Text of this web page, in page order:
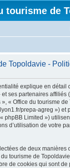
tourisme de
Topoldavie -
explique en détail
ses partenaires affiliés
« Office du tourisme
prepa-agreg ») et
phpBB Limited »)
d’utilisation de votre
de deux manières
tourisme de
de cookies qui sont de